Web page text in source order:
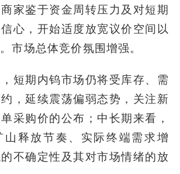
家鉴于资金周转压力及对短期
心，开始适度放宽议价空间以
市场总体竞价氛围增强。
短期内钨市场仍将受库存、需
，延续震荡偏弱态势，关注新
采购价的公布；中长期来看，
山释放节奏、实际终端需求增
不确定性及其对市场情绪的放